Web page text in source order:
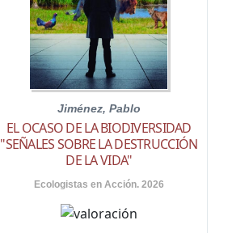
Jiménez, Pablo
EL OCASO DE LA BIODIVERSIDAD
"SEÑALES SOBRE LA DESTRUCCIÓN
DE LA VIDA"
Ecologistas en Acción. 2026